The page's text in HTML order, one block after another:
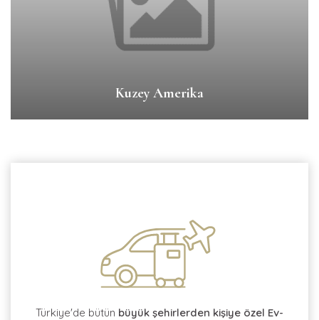
Kuzey Amerika
Türkiye'de bütün büyük şehirlerden kişiye özel Ev-